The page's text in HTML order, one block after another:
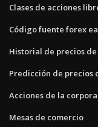
Clases de acciones
Código fuente forex ea
Historial de precios
Predicción de
Acciones de la
Mesas de comercio